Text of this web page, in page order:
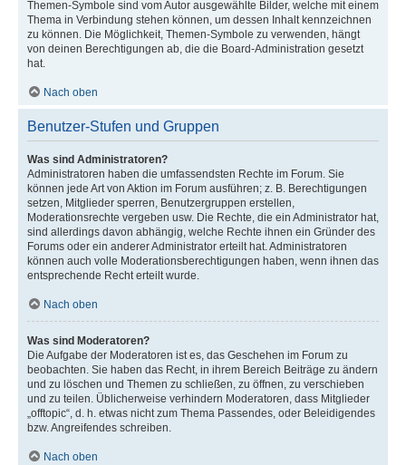
Themen-Symbole sind vom Autor ausgewählte Bilder, welche mit einem
Thema in Verbindung stehen können, um dessen Inhalt kennzeichnen
zu können. Die Möglichkeit, Themen-Symbole zu verwenden, hängt
von deinen Berechtigungen ab, die die Board-Administration gesetzt
hat.
Nach oben
Benutzer-Stufen und Gruppen
Was sind Administratoren?
Administratoren haben die umfassendsten Rechte im Forum. Sie
können jede Art von Aktion im Forum ausführen; z. B. Berechtigungen
setzen, Mitglieder sperren, Benutzergruppen erstellen,
Moderationsrechte vergeben usw. Die Rechte, die ein Administrator hat,
sind allerdings davon abhängig, welche Rechte ihnen ein Gründer des
Forums oder ein anderer Administrator erteilt hat. Administratoren
können auch volle Moderationsberechtigungen haben, wenn ihnen das
entsprechende Recht erteilt wurde.
Nach oben
Was sind Moderatoren?
Die Aufgabe der Moderatoren ist es, das Geschehen im Forum zu
beobachten. Sie haben das Recht, in ihrem Bereich Beiträge zu ändern
und zu löschen und Themen zu schließen, zu öffnen, zu verschieben
und zu teilen. Üblicherweise verhindern Moderatoren, dass Mitglieder
„offtopic“, d. h. etwas nicht zum Thema Passendes, oder Beleidigendes
bzw. Angreifendes schreiben.
Nach oben